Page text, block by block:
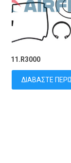
11.R3000
ΔΙΑΒΆΣΤΕ